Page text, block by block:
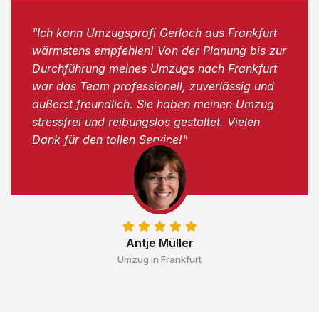
Antje Müller
Umzug in Frankfurt
"Ich kann Umzugsprofi Gerlach aus Frankfurt
wärmstens empfehlen! Von der Planung bis zur
Durchführung meines Umzugs nach Frankfurt
war das Team professionell, zuverlässig und
äußerst freundlich. Sie haben meinen Umzug
stressfrei und reibungslos gestaltet. Vielen
Dank für den tollen Service!"